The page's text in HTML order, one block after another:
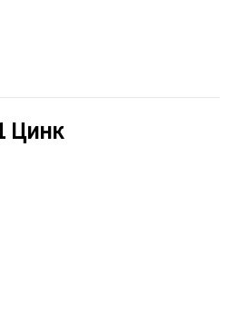
Цинк